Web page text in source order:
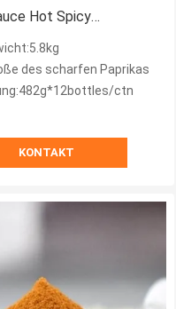
Hot Spicy
des scharfen Paprikas
ctn
KONTAKT